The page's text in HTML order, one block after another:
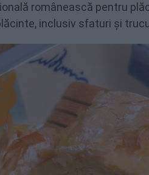
românească pentru
inclusiv sfaturi și